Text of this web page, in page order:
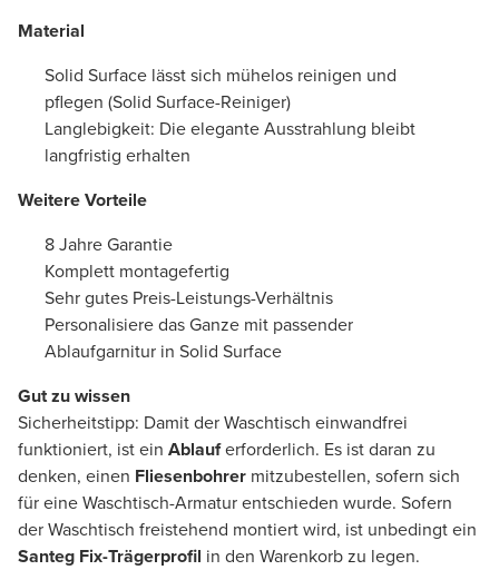
Material
Solid Surface lässt sich mühelos reinigen und
pflegen (Solid Surface-Reiniger)
Langlebigkeit: Die elegante Ausstrahlung bleibt
langfristig erhalten
Weitere Vorteile
8 Jahre Garantie
Komplett montagefertig
Sehr gutes Preis-Leistungs-Verhältnis
Personalisiere das Ganze mit passender
Ablaufgarnitur in Solid Surface
Gut zu wissen
Sicherheitstipp: Damit der Waschtisch einwandfrei
funktioniert, ist ein Ablauferforderlich. Es ist daran zu
denken, einen Fliesenbohrer mitzubestellen, sofern sich
für eine Waschtisch-Armatur entschieden wurde. Sofern
der Waschtisch freistehend montiert wird, ist unbedingt ein
Santeg Fix-Trägerprofil in den Warenkorb zu legen.